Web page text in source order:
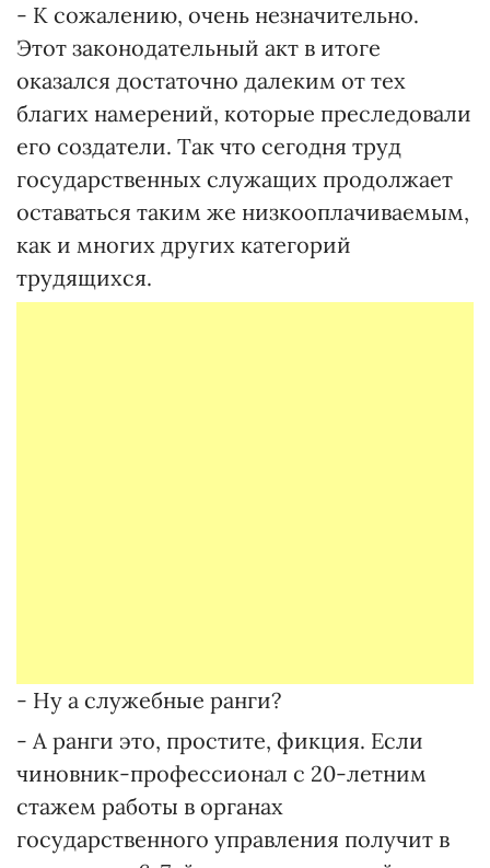
- К сожалению, очень незначительно.
Этот законодательный акт в итоге
оказался достаточно далеким от тех
благих намерений, которые преследовали
его создатели. Так что сегодня труд
государственных служащих продолжает
оставаться таким же низкооплачиваемым,
как и многих других категорий
трудящихся.
- Ну а служебные ранги?
- А ранги это, простите, фикция. Если
чиновник-профессионал с 20-летним
стажем работы в органах
государственного управления получит в